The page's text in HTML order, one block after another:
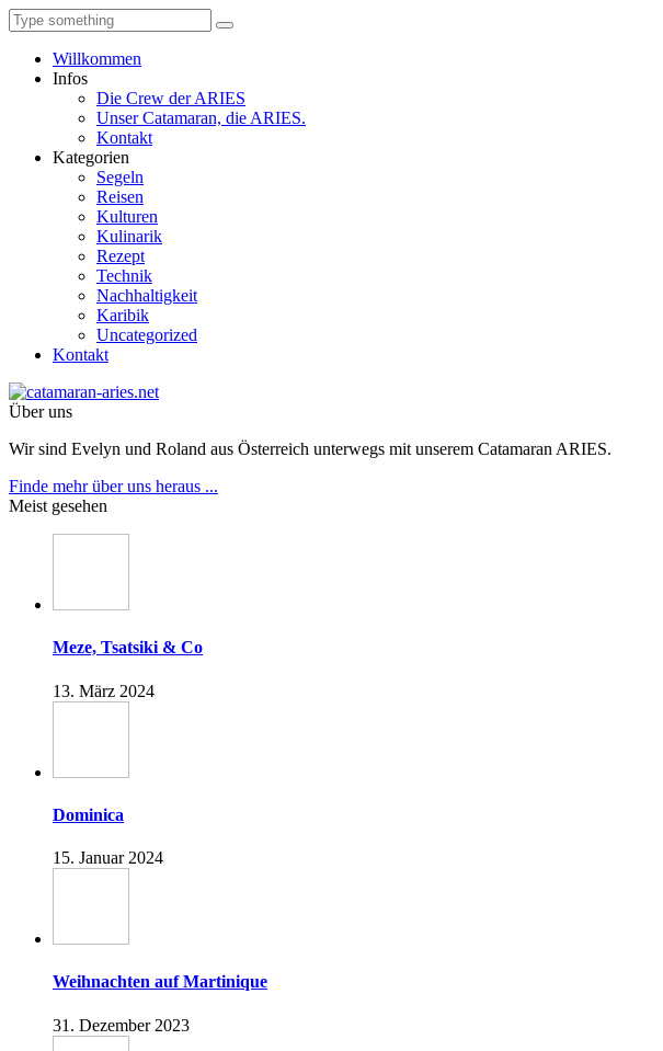
Willkommen
Infos
Die Crew der ARIES
Unser Catamaran, die ARIES.
Kontakt
Kategorien
Segeln
Reisen
Kulturen
Kulinarik
Rezept
Technik
Nachhaltigkeit
Karibik
Uncategorized
Kontakt
Über uns
Wir sind Evelyn und Roland aus Österreich unterwegs mit unserem Catamaran ARIES.
Finde mehr über uns heraus ...
Meist gesehen
Meze, Tsatsiki & Co
13. März 2024
Dominica
15. Januar 2024
Weihnachten auf Martinique
31. Dezember 2023